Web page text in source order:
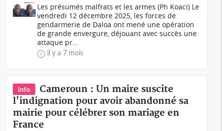
Les présumés malfrats et les armes (Ph Koaci) Le
vendredi 12 décembre 2025, les forces de
gendarmerie de Daloa ont mené une opération
de grande envergure, déjouant avec succès une
attaque pr...
il y a 7 mois
Info
Cameroun : Un maire suscite
l'indignation pour avoir abandonné sa
mairie pour célébrer son mariage en
France